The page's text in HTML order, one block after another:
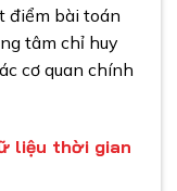
điểm bài toán
tâm chỉ huy
cơ quan chính
liệu thời gian